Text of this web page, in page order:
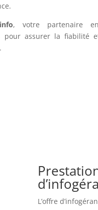
, votre partenaire
pour assurer la fiabilité
L’offre